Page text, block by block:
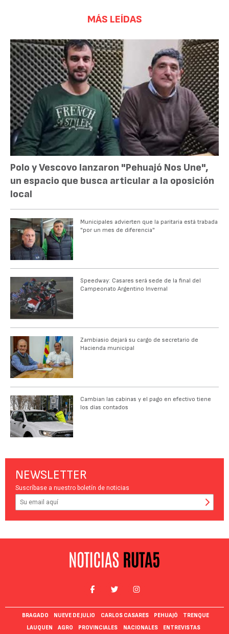
MÁS LEÍDAS
Polo y Vescovo lanzaron "Pehuajó Nos Une",
un espacio que busca articular a la oposición
local
Municipales advierten que la paritaria está trabada
"por un mes de diferencia"
Speedway: Casares será sede de la final del
Campeonato Argentino Invernal
Zambiasio dejará su cargo de secretario de
Hacienda municipal
Cambian las cabinas y el pago en efectivo tiene
los días contados
NEWSLETTER
Suscríbase a nuestro boletín de noticias
BRAGADO NUEVE DE JULIO CARLOS CASARES PEHUAJÓ
TRENQUE
LAUQUEN
AGRO PROVINCIALES NACIONALES ENTREVISTAS